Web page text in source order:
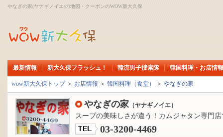
やなぎの家(ヤナギノイエ)の地図・クーポンのWOW新大久保
最新情報 新大久保フラッシュ！ 韓流男子捜索隊 韓国料理・お店情報
wow新大久保トップ＞ お店情報 ＞ 韓国料理（食堂） ＞ やなぎの家
やなぎの家 （ヤナギノイエ）
スープの美味しさが違う！カムジャタン専門
03-3200-4469